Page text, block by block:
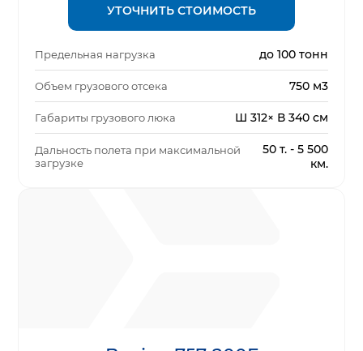
УТОЧНИТЬ СТОИМОСТЬ
Предельная нагрузка до 100 тонн
Объем грузового отсека 750 м3
Габариты грузового люка Ш 312× В 340 см
Дальность полета при максимальной
загрузке
50 т. - 5 500
км.